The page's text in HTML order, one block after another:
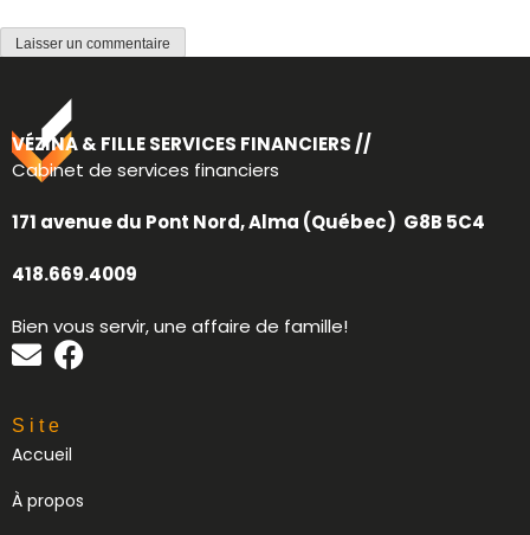
VÉZINA & FILLE SERVICES FINANCIERS //
Cabinet de services financiers
171 avenue du Pont Nord, Alma (Québec) G8B 5C4
418.669.4009
Bien vous servir, une affaire de famille!
Site
Accueil
À propos